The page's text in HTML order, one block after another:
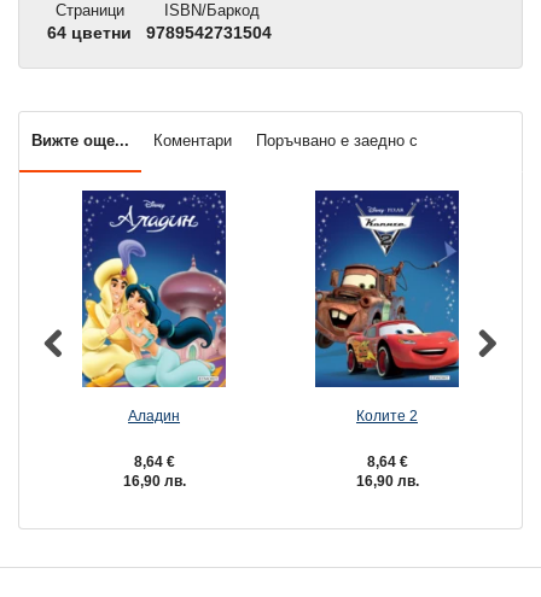
Страници
64 цветни
ISBN/Баркод
9789542731504
Вижте още... Коментари Поръчвано е заедно с
Аладин
8,64 €
16,90 лв.
Колите 2
8,64 €
16,90 лв.